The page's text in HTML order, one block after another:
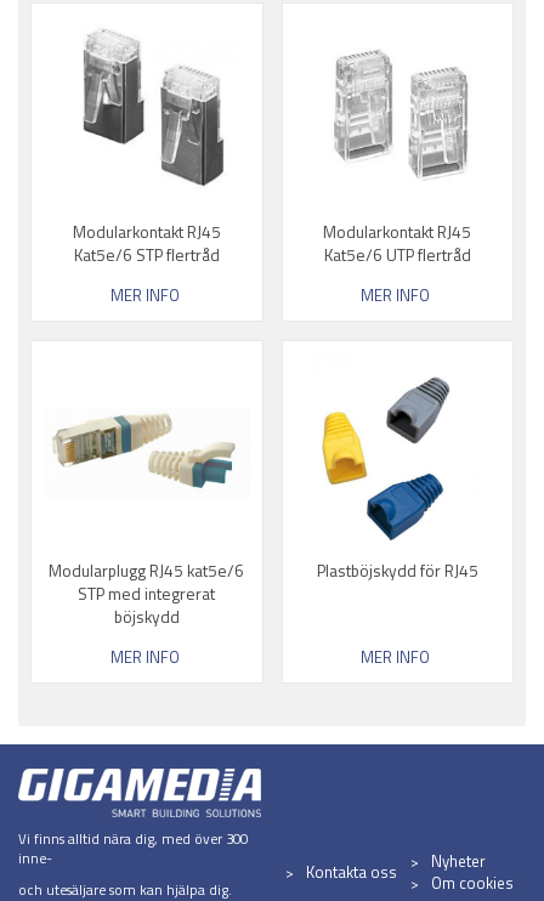
Modularkontakt RJ45
Kat5e/6 STP flertråd
MER INFO
Modularkontakt RJ45
Kat5e/6 UTP flertråd
MER INFO
Modularplugg RJ45 kat5e/6
STP med integrerat
böjskydd
MER INFO
Plastböjskydd för RJ45
MER INFO
Vi finns alltid nära dig, med över 300
inne-
och utesäljare som kan hjälpa dig.
Kontakta oss
Nyheter
Om cookies